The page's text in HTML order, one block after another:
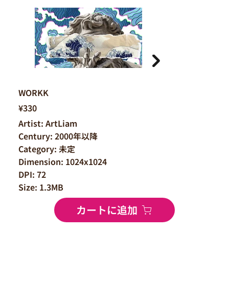
¥330
Artist: ArtLiam
Century: 2000年以降
Category: 未定
Dimension: 1024x1024
DPI: 72
Size: 1.3MB
カートに追加
WORKK